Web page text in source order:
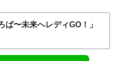
ば〜未来へレディGO！」